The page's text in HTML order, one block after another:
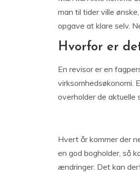
man til tider ville
opgave at klare selv.
Hvorfor er
En revisor er en
virksomhedsøkonomi.
overholder de aktuelle
Hvert år kommer der
en god bogholder, så
ændringer. Det kan